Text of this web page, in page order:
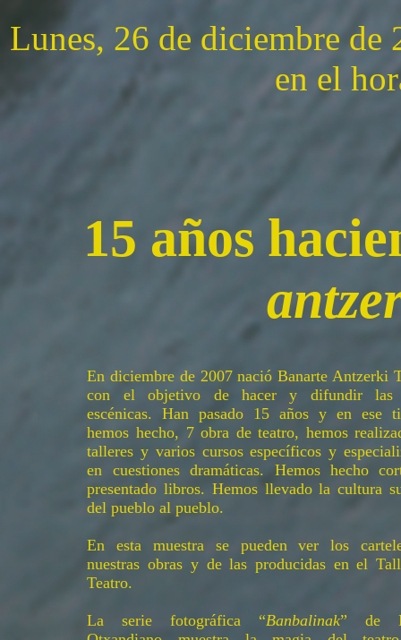
Lunes, 26 de diciembre de
en el
15 años
En diciembre de 2007 nació Banarte Antzerki
con el objetivo de hacer y difundir las
escénicas. Han pasado 15 años y en ese
hemos hecho, 7 obra de teatro, hemos
talleres y varios cursos específicos y
en cuestiones dramáticas. Hemos hecho
presentado libros. Hemos llevado la cultura
del pueblo al pueblo.
En esta muestra se pueden ver los
nuestras obras y de las producidas en el
Teatro.
La serie fotográfica “Banbalinak” de